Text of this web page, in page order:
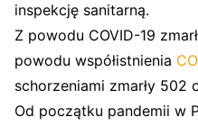
inspekcję sanitarną.
Z powodu COVID-19
powodu współistnienia
schorzeniami zmarły 502
Od początku pandemii w